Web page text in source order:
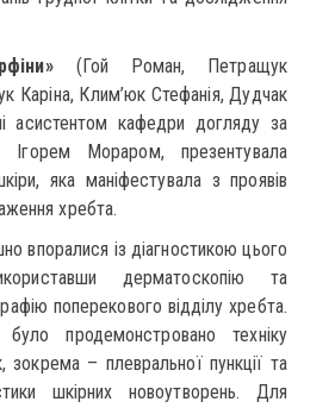
(Гой Роман, Петращук
Каріна, Клим’юк Стефанія, Дудчак
асистентом кафедри догляду за
Мораром, презентувала
яка маніфестувала з проявів
хребта.
впоралися із діагностикою цього
дерматоскопію та
поперекового відділу хребта.
продемонстровано техніку
зокрема – плевральної пункції та
шкірних новоутворень. Для